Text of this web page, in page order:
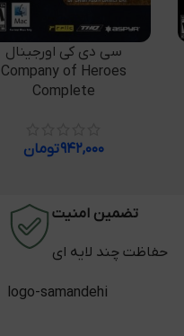
افزودن به سبد خرید
سی دی کی اورجینال
Company of Heroes
Complete
۹۴۲,۰۰۰تومان
تضمین امنیت
حفاظت چند لایه ای